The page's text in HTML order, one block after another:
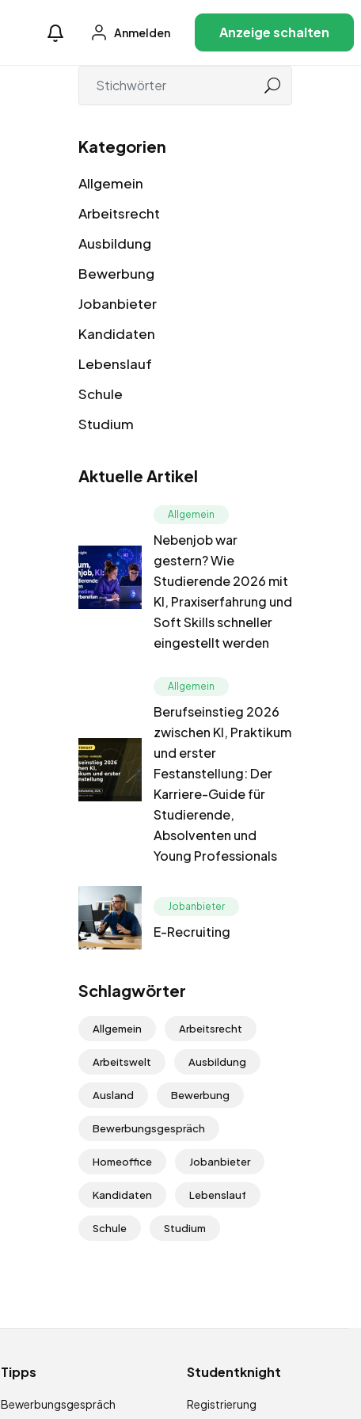
Anmelden Anzeige schalten
Kategorien
Allgemein
Arbeitsrecht
Ausbildung
Bewerbung
Jobanbieter
Kandidaten
Lebenslauf
Schule
Studium
Aktuelle Artikel
Allgemein
Nebenjob war
gestern? Wie
Studierende 2026 mit
KI, Praxiserfahrung und
Soft Skills schneller
eingestellt werden
Allgemein
Berufseinstieg 2026
zwischen KI, Praktikum
und erster
Festanstellung: Der
Karriere-Guide für
Studierende,
Absolventen und
Young Professionals
Jobanbieter
E-Recruiting
Schlagwörter
Allgemein Arbeitsrecht
Arbeitswelt Ausbildung
Ausland Bewerbung
Bewerbungsgespräch
Homeoffice Jobanbieter
Kandidaten Lebenslauf
Schule Studium
Tipps
Bewerbungsgespräch
Studentknight
Registrierung